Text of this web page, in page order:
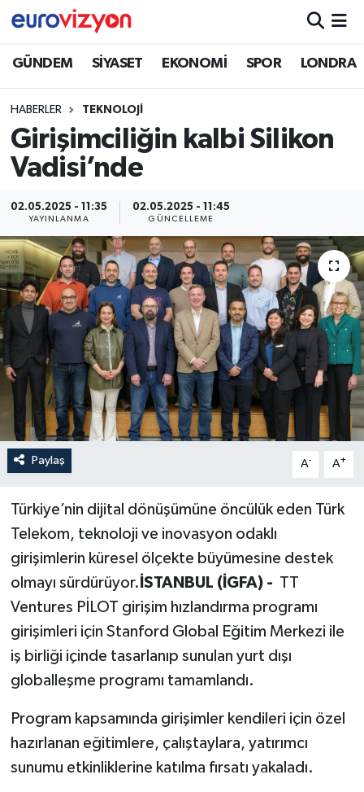
GÜNDEM SİYASET EKONOMİ SPOR LONDRA
HABERLER TEKNOLOJİ
Girişimciliğin kalbi Silikon
Vadisi’nde
02.05.2025 - 11:35
YAYINLANMA
02.05.2025 - 11:45
GÜNCELLEME
Paylaş A- A+
Türkiye’nin dijital dönüşümüne öncülük eden Türk
Telekom, teknoloji ve inovasyon odaklı
girişimlerin küresel ölçekte büyümesine destek
olmayı sürdürüyor. İSTANBUL (İGFA) - TT
Ventures PİLOT girişim hızlandırma programı
girişimleri için Stanford Global Eğitim Merkezi ile
iş birliği içinde tasarlanıp sunulan yurt dışı
globalleşme programı tamamlandı.
Program kapsamında girişimler kendileri için özel
hazırlanan eğitimlere, çalıştaylara, yatırımcı
sunumu etkinliklerine katılma fırsatı yakaladı.